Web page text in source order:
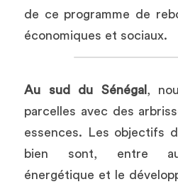
de ce programme de
économiques et sociaux.
Au sud du Sénégal ,
parcelles avec des
essences. Les objectifs
bien sont, entre
énergétique et le